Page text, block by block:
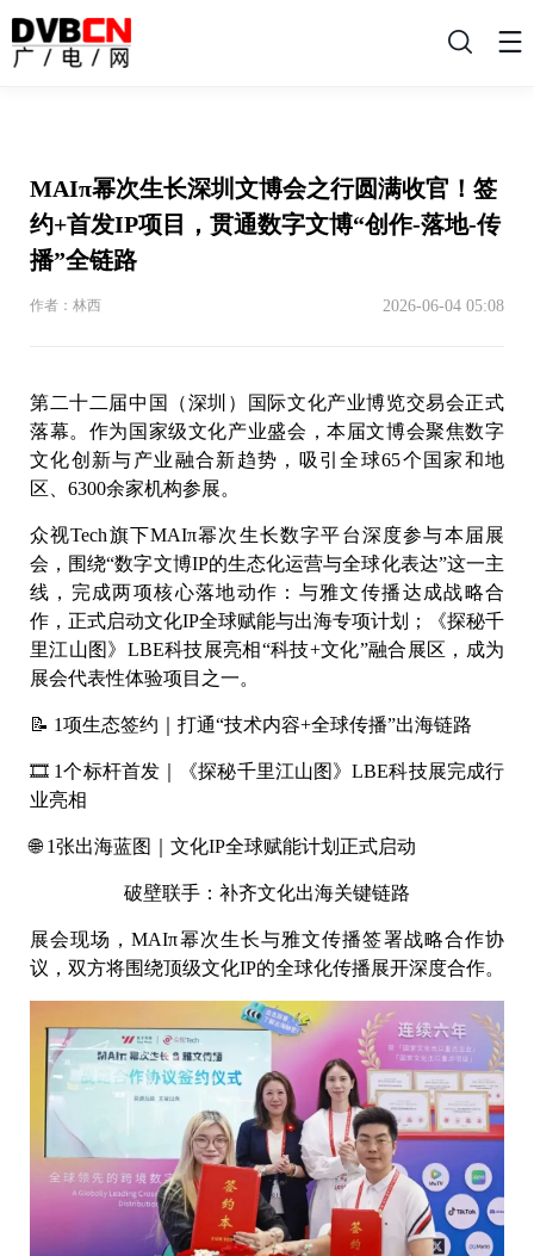
搜
MAIπ幂次生长深圳文博会之行圆满收官！签
约+首发IP项目，贯通数字文博“创作-落地-传
播”全链路
作者：林西 2026-06-04 05:08
第二十二届中国（深圳）国际文化产业博览交易会正式
落幕。作为国家级文化产业盛会，本届文博会聚焦数字
文化创新与产业融合新趋势，吸引全球65个国家和地
区、6300余家机构参展。
众视Tech旗下MAIπ幂次生长数字平台深度参与本届展
会，围绕“数字文博IP的生态化运营与全球化表达”这一主
线，完成两项核心落地动作：与雅文传播达成战略合
作，正式启动文化IP全球赋能与出海专项计划；《探秘千
里江山图》LBE科技展亮相“科技+文化”融合展区，成为
展会代表性体验项目之一。
📝 1项生态签约｜打通“技术内容+全球传播”出海链路
🎞️ 1个标杆首发｜《探秘千里江山图》LBE科技展完成行
业亮相
🌐 1张出海蓝图｜文化IP全球赋能计划正式启动
破壁联手：补齐文化出海关键链路
展会现场，MAIπ幂次生长与雅文传播签署战略合作协
议，双方将围绕顶级文化IP的全球化传播展开深度合作。